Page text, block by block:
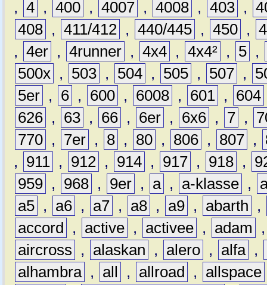
, 4 , 400 , 4007 , 4008 , 403 ,
408 , 411/412 , 440/445 , 450 ,
, 4er , 4runner , 4x4 , 4x4² , 5 ,
500x , 503 , 504 , 505 , 507 ,
5er , 6 , 600 , 6008 , 601 , 604
626 , 63 , 66 , 6er , 6x6 , 7 ,
770 , 7er , 8 , 80 , 806 , 807 ,
,
911 , 912 , 914 , 917 , 918 ,
959 , 968 , 9er , a , a-klasse ,
a5 , a6 , a7 , a8 , a9 , abarth
,
accord
, active , activee , adam
aircross
, alaskan , alero , alfa ,
alhambra , all , allroad , allspace